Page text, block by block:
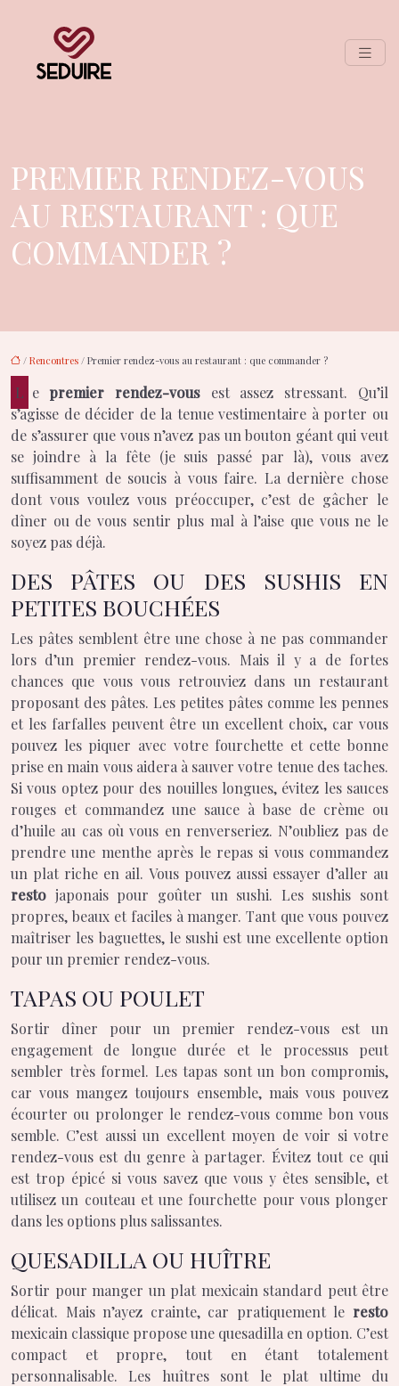
PREMIER RENDEZ-VOUS
AU RESTAURANT : QUE
COMMANDER ?
/ Rencontres / Premier rendez-vous au restaurant : que commander ?
Le premier rendez-vousest assez stressant. Qu’il
s’agisse de décider de la tenue vestimentaire à porter ou
de s’assurer que vous n’avez pas un bouton géant qui veut
se joindre à la fête (je suis passé par là), vous avez
suffisamment de soucis à vous faire. La dernière chose
dont vous voulez vous préoccuper, c’est de gâcher le
dîner ou de vous sentir plus mal à l’aise que vous ne le
soyez pas déjà.
DES PÂTES OU DES SUSHIS EN
PETITES BOUCHÉES
Les pâtes semblent être une chose à ne pas commander
lors d’un premier rendez-vous. Mais il y a de fortes
chances que vous vous retrouviez dans un restaurant
proposant des pâtes. Les petites pâtes comme les pennes
et les farfalles peuvent être un excellent choix, car vous
pouvez les piquer avec votre fourchette et cette bonne
prise en main vous aidera à sauver votre tenue des taches.
Si vous optez pour des nouilles longues, évitez les sauces
rouges et commandez une sauce à base de crème ou
d’huile au cas où vous en renverseriez. N’oubliez pas de
prendre une menthe après le repas si vous commandez
un plat riche en ail. Vous pouvez aussi essayer d’aller au
resto japonais pour goûter un sushi. Les sushis sont
propres, beaux et faciles à manger. Tant que vous pouvez
maîtriser les baguettes, le sushi est une excellente option
pour un premier rendez-vous.
TAPAS OU POULET
Sortir dîner pour un premier rendez-vous est un
engagement de longue durée et le processus peut
sembler très formel. Les tapas sont un bon compromis,
car vous mangez toujours ensemble, mais vous pouvez
écourter ou prolonger le rendez-vous comme bon vous
semble. C’est aussi un excellent moyen de voir si votre
rendez-vous est du genre à partager. Évitez tout ce qui
est trop épicé si vous savez que vous y êtes sensible, et
utilisez un couteau et une fourchette pour vous plonger
dans les options plus salissantes.
QUESADILLA OU HUÎTRE
Sortir pour manger un plat mexicain standard peut être
délicat. Mais n’ayez crainte, car pratiquement le resto
mexicain classique propose une quesadilla en option. C’est
compact et propre, tout en étant totalement
personnalisable. Les huîtres sont le plat ultime du